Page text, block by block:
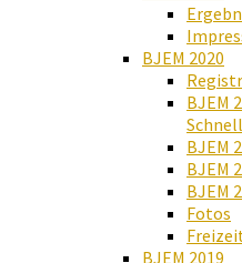
BJEM 2020
BJEM
BJEM
BJEM
BJEM
Fotos
BJEM 2019